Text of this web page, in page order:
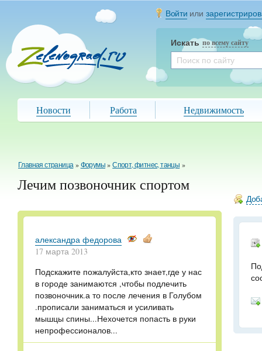
Войти или
Искать по всему сайту
Новости Работа Недвижимость
Главная страница »Форумы» Спорт, фитнес, танцы »
Лечим позвоночник спортом
александра федорова
17 марта 2013
Подскажите пожалуйста,кто знает,где у нас
в городе занимаются ,чтобы подлечить
позвоночник.а то после лечения в Голубом
.прописали заниматься и усиливать
мышцы спины...Нехочется попасть в руки
непрофессионалов...